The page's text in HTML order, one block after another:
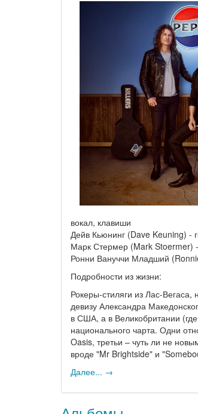
вокал, клавиши
Дейв Кьюнинг (Dave Keuning) -
Марк Стермер (Mark Stoermer)
Ронни Вануччи Младший
Подробности из жизни:
Рокеры-стиляги из Лас-
девизу Александра
в США, а в Великобритании
национального чарта. Одни
Oasis, третьи – чуть ли не
вроде "Mr Brightside" и
Далее... →